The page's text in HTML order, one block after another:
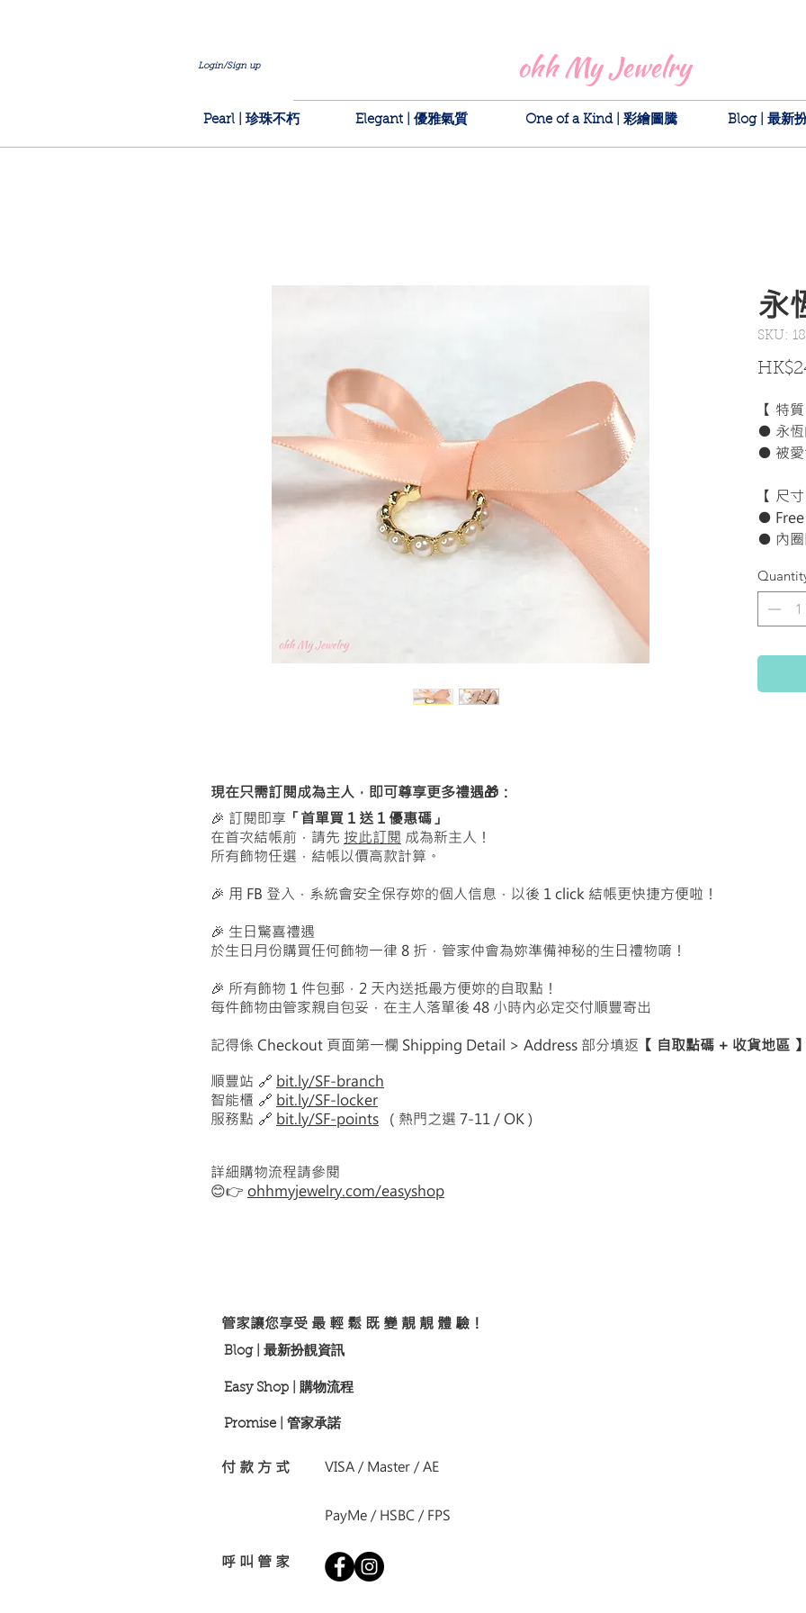
Login/Sign up ohh My Jewelry
Pearl | 珍珠不朽 Elegant | 優雅氣質 One of a Kind | 彩繪圖騰 Blog | 最新
永
SKU:
【 特質
● 永恆
● 被愛
【 尺寸
● Free
● 內圈
現在只需訂閱成為主人，即可尊享更多禮遇🎁：
🎉 訂閱即享 「首單買 1 送 1 優惠碼」
在首次結帳前，請先 按此訂閱 成為新主人！
所有飾物任選，結帳以價高款計算。
🎉 用 FB 登入，系統會安全保存妳的個人信息，以後 1 click 結帳更快捷方便啦！
🎉 生日驚喜禮遇
於生日月份購買任何飾物一律 8 折，管家仲會為妳準備神秘的生日禮物唷！
🎉 所有飾物 1 件包郵，2 天內送抵最方便妳的自取點！
每件飾物由管家親自包妥，在主人落單後 48 小時內必定交付順豐寄出
記得係 Checkout 頁面第一欄 Shipping Detail > Address 部分填返 【 自取點碼 + 收貨地區 】
順豐站 🔗 bit.ly/SF-branch
智能櫃 🔗 bit.ly/SF-locker
服務點 🔗 bit.ly/SF-points ( 熱門之選 7-11 / OK )
詳細購物流程請參閱
😊👉 ohhmyjewelry.com/easyshop
​管家讓您享受 最 輕 鬆 既 變 靚 靚 體 驗！
Blog | 最新扮靚資訊
Easy Shop | 購物流程
Promise | 管家承諾
付 款 方 式 VISA / Master / AE​
PayMe / HSBC / FPS
呼 叫 管 家